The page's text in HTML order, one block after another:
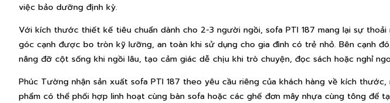
việc bảo dưỡng định kỳ.
Với kích thước thiết kế tiêu chuẩn dành cho 2-3 người ngồi, sofa PTI 187 mang lại sự
góc cạnh được bo tròn kỹ lưỡng, an toàn khi sử dụng cho gia đình có trẻ nhỏ. Bên cạnh
nâng đỡ cột sống khi ngồi lâu, tạo cảm giác dễ chịu khi trò chuyện, đọc sách hoặc nghỉ
Phúc Tường nhận sản xuất sofa PTI 187 theo yêu cầu riêng của khách hàng về kích thước,
phẩm có thể phối hợp linh hoạt cùng bàn sofa hoặc các ghế đơn mây nhựa cùng tông để